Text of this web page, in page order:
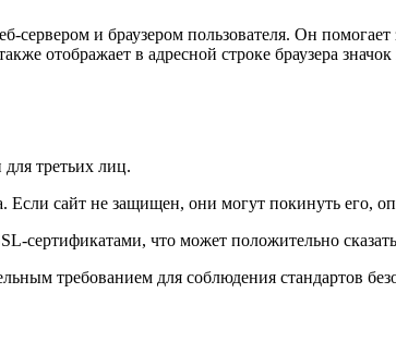
и браузером пользователя. Он
отображает в адресной строке браузера значок
третьих лиц.
сайт не защищен, они могут покинуть его,
сертификатами, что может положительно
требованием для соблюдения стандартов